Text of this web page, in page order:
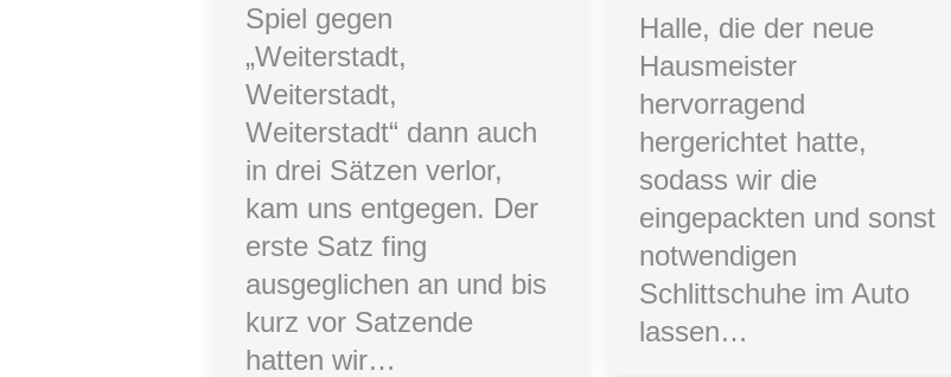
Spiel gegen
„Weiterstadt,
Weiterstadt,
Weiterstadt“ dann auch
in drei Sätzen verlor,
kam uns entgegen. Der
erste Satz fing
ausgeglichen an und bis
kurz vor Satzende
hatten wir…
Halle, die der neue
Hausmeister
hervorragend
hergerichtet hatte,
sodass wir die
eingepackten und sonst
notwendigen
Schlittschuhe im Auto
lassen…